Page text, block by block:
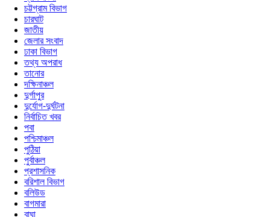
চট্টগ্রাম বিভাগ
চারঘাট
জাতীয়
জেলার সংবাদ
ঢাকা বিভাগ
তথ্য অপরাধ
তানোর
দক্ষিনাঞ্চল
দুর্গাপুর
দুর্যোগ-দুর্ঘটনা
নির্বাচিত খবর
পবা
পশ্চিমাঞ্চল
পুঠিয়া
পুর্বাঞ্চল
প্রশাসনিক
বরিশাল বিভাগ
বলিউড
বাগমারা
বাঘা